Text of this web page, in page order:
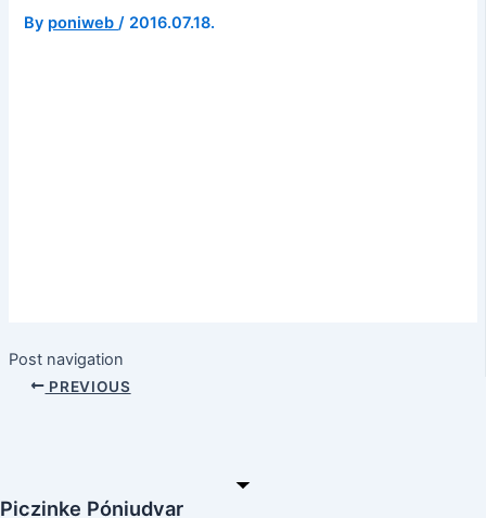
By poniweb/ 2016.07.18.
Post navigation
PREVIOUS
Piczinke Póniudvar